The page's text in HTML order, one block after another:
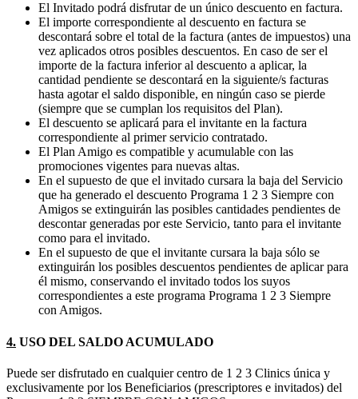
El Invitado podrá disfrutar de un único descuento en factura.
El importe correspondiente al descuento en factura se
descontará sobre el total de la factura (antes de impuestos) una
vez aplicados otros posibles descuentos. En caso de ser el
importe de la factura inferior al descuento a aplicar, la
cantidad pendiente se descontará en la siguiente/s facturas
hasta agotar el saldo disponible, en ningún caso se pierde
(siempre que se cumplan los requisitos del Plan).
El descuento se aplicará para el invitante en la factura
correspondiente al primer servicio contratado.
El Plan Amigo es compatible y acumulable con las
promociones vigentes para nuevas altas.
En el supuesto de que el invitado cursara la baja del Servicio
que ha generado el descuento Programa 1 2 3 Siempre con
Amigos se extinguirán las posibles cantidades pendientes de
descontar generadas por este Servicio, tanto para el invitante
como para el invitado.
En el supuesto de que el invitante cursara la baja sólo se
extinguirán los posibles descuentos pendientes de aplicar para
él mismo, conservando el invitado todos los suyos
correspondientes a este programa Programa 1 2 3 Siempre
con Amigos.
4. USO DEL SALDO ACUMULADO
Puede ser disfrutado en cualquier centro de 1 2 3 Clinics única y
exclusivamente por los Beneficiarios (prescriptores e invitados) del